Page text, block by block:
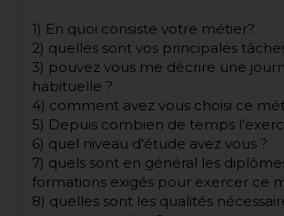
1) En quoi consiste votre métier?
2) quelles sont vos principales
3) pouvez vous me décrire une
habituelle ?
4) comment avez vous choisi ce
5) Depuis combien de temps
6) quel niveau d'étude avez vous ?
7) quels sont en général les
formations exigés pour exercer ce
8) quelles sont les qualités